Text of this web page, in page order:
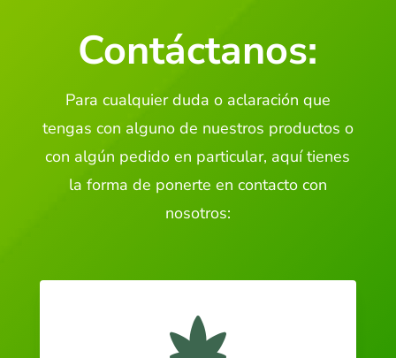
Contáctanos:
Para cualquier duda o aclaración que
tengas con alguno de nuestros productos o
con algún pedido en particular, aquí tienes
la forma de ponerte en contacto con
nosotros:
